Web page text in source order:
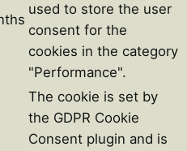
used to store the user
consent for the
cookies in the category
"Performance".
The cookie is set by
the GDPR Cookie
Consent plugin and is